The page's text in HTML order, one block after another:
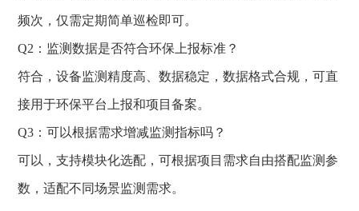
频次，仅需定期简单巡检即可。
Q2：监测数据是否符合环保上报标准？
符合，设备监测精度高、数据稳定，数据格式合规，可直
接用于环保平台上报和项目备案。
Q3：可以根据需求增减监测指标吗？
可以，支持模块化选配，可根据项目需求自由搭配监测参
数，适配不同场景监测需求。